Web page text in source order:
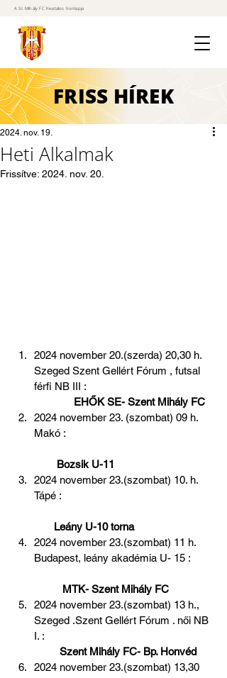
A St. Mihály FC hivatalos honlapja
FRISS HÍREK
Heti Alkalmak
2024. nov. 19.
Frissítve: 2024. nov. 20.
2024 november 20.(szerda) 20,30 h.
Szeged Szent Gellért Fórum , futsal
férfi NB III :
  EHŐK SE- Szent Mihály FC
2024 november 23. (szombat) 09 h.
Makó :
  Bozsik U-11
2024 november 23.(szombat) 10. h.
Tápé :
Leány U-10 torna
2024 november 23.(szombat) 11 h.
Budapest, leány akadémia U- 15 :
MTK- Szent Mihály FC
2024 november 23.(szombat) 13 h.,
Szeged .Szent Gellért Fórum . női NB
I. :
Szent Mihály FC- Bp. Honvéd
2024 november 23.(szombat) 13,30